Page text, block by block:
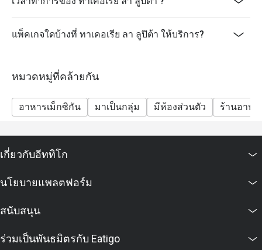
แพ็คเกจใดบ้างที่ ทาเคอเรีย ลา ลูปิต้า ให้บริการ?
หมวดหมู่ที่คล้ายกัน
อาหารเม็กซิกัน มาเป็นกลุ่ม มีห้องส่วนตัว ร้านอาหา
เกี่ยวกับอีททิโก
นโยบายแพลตฟอร์ม
สนับสนุน
ร่วมเป็นพันธมิตรกับ Eatigo